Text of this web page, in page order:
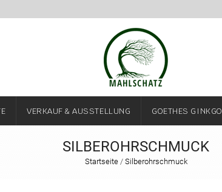
VERKAUF & AUSSTELLUNG GOETHES GINKGO
SILBEROHRSCHMUCK
Startseite /Silberohrschmuck